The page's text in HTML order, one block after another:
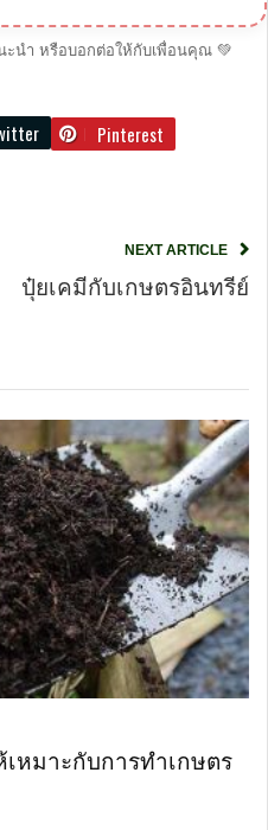
ะนำ หรือบอกต่อให้กับเพื่อนคุณ 💚
Pinterest
NEXT ARTICLE
ปุ๋ยเคมีกับเกษตรอินทรีย์
หมาะกับการทำเกษตร